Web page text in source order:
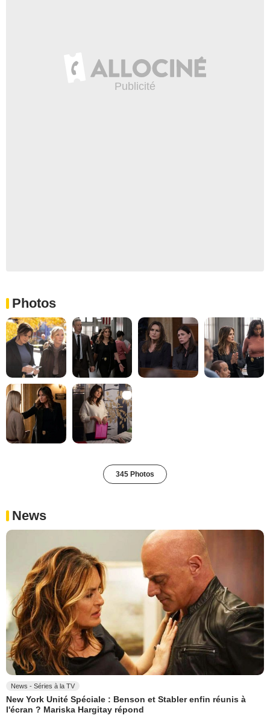
Photos
345 Photos
News
News - Séries à la TV
New York Unité Spéciale : Benson et Stabler enfin réunis à
l'écran ? Mariska Hargitay répond